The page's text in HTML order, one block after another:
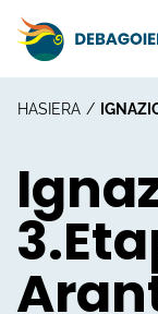
HASIERA